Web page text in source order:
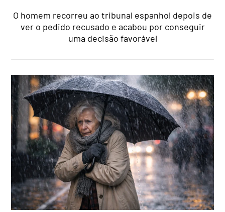
O homem recorreu ao tribunal espanhol depois de
ver o pedido recusado e acabou por conseguir
uma decisão favorável